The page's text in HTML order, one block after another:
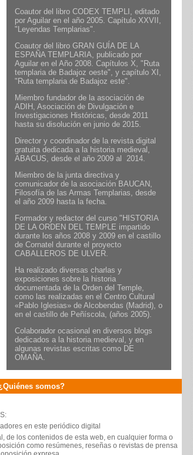
Coautor del libro CODEX TEMPLI, editado
por Aguilar en el año 2005. Capítulo XXVII,
"Leyendas Templarias".
Coautor del libro GRAN GUÍA DE LA
ESPAÑA TEMPLARIA, publicado por
Aguilar en el Año 2008. Capítulos X, "Ruta
templaria de Badajoz oeste", y capítulo XI,
"Ruta templaria de Badajoz este".
Miembro fundador de la asociación de
ADIH, Asociación de Divulgación e
Investigaciones Históricas, desde 2011
hasta su disolución en junio de 2015.
Director y coordinador de la revista digital
gratuita dedicada a la historia medieval,
ABACUS, desde el año 2009 al 2014.
Miembro de la junta directiva y
comunicador de la asociación BAUCAN,
Filosofía de las Armas Templarias, desde
el año 2009 hasta la fecha.
Formador y redactor del curso "HISTORIA
DE LA ORDEN DEL TEMPLE impartido
durante los años 2008 y 2009 en el castillo
de Cornatel durante el proyecto
CABALLEROS DE ULVER.
Ha realizado diversas charlas y
exposiciones sobre la historia
documentada de la Orden del Temple,
como las realizadas en el Centro Cultural
«Pablo Iglesias» de Alcobendas (Madrid), o
en el castillo de Peñíscola, (años 2005).
Colaborador ocasional en diversos blogs
dedicados a la historia medieval, y en
algunas revistas escritas como DE
OMAÑA.
somos?
en este periódico digital
de los contenidos de esta web, en cualquier forma o
como resúmenes, reseñas o revistas de prensa